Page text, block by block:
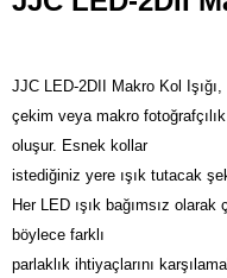
JJC LED-2DII Makro Kol
çekim veya makro
oluşur. Esnek kollar
istediğiniz yere ışık tutacak
Her LED ışık bağımsız
böylece farklı
parlaklık ihtiyaçlarını